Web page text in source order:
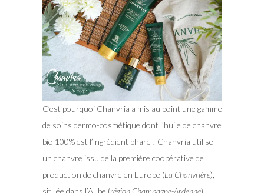
C’est pourquoi Chanvria a mis au point une gamme
de soins dermo-cosmétique dont l’huile de chanvre
bio 100% est l’ingrédient phare ! Chanvria utilise
un chanvre issu de la première coopérative de
production de chanvre en Europe (La Chanvrière),